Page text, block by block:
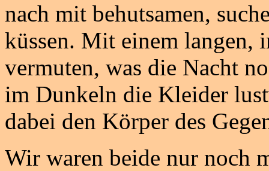
nach mit behutsamen,
küssen. Mit einem langen,
vermuten, was die Nacht
im Dunkeln die Kleider
dabei den Körper des
Wir waren beide nur noch